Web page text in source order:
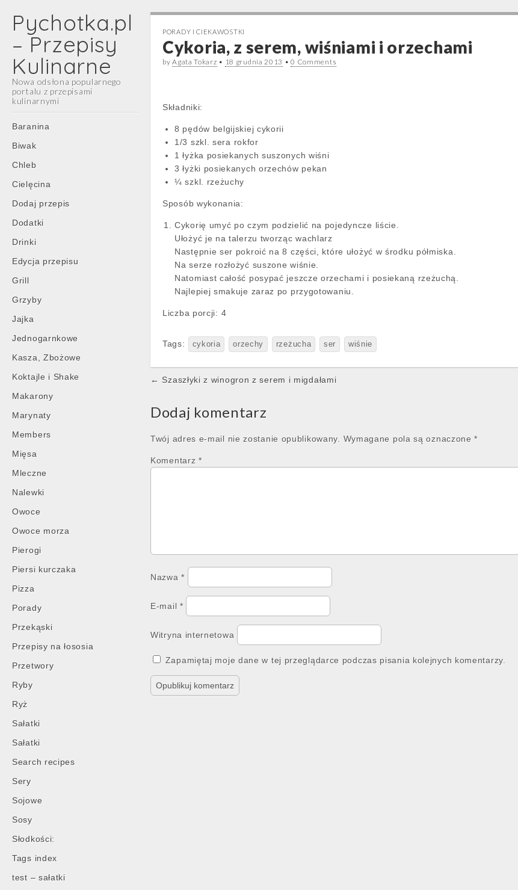
Pychotka.pl
– Przepisy
Kulinarne
Nowa odsłona popularnego
portalu z przepisami
kulinarnymi
Main
menu
Skip
content
Baranina
Biwak
Chleb
Cielęcina
Dodaj przepis
Dodatki
Drinki
Edycja przepisu
Grill
Grzyby
Jajka
Jednogarnkowe
Kasza, Zbożowe
Koktajle i Shake
Makarony
Marynaty
Members
Mięsa
Mleczne
Nalewki
Owoce
Owoce morza
Pierogi
Piersi kurczaka
Pizza
Porady
Przekąski
Przepisy na łososia
Przetwory
Ryby
Ryż
Sałatki
Sałatki
Search recipes
Sery
Sojowe
Sosy
Słodkości:
Tags index
test – sałatki
PORADY I CIEKAWOSTKI
Cykoria, z serem, wiśniami i orzechami
byAgata Tokarz • 18 grudnia 2013 •0 Comments
Składniki:
8 pędów belgijskiej cykorii
1/3 szkl. sera rokfor
1 łyżka posiekanych suszonych wiśni
3 łyżki posiekanych orzechów pekan
¼ szkl. rzeżuchy
Sposób wykonania:
Cykorię umyć po czym podzielić na pojedyncze liście.
Ułożyć je na talerzu tworząc wachlarz
Następnie ser pokroić na 8 części, które ułożyć w środku półmiska.
Na serze rozłożyć suszone wiśnie.
Natomiast całość posypać jeszcze orzechami i posiekaną rzeżuchą.
Najlepiej smakuje zaraz po przygotowaniu.
Liczba porcji: 4
Tags: cykoria orzechy rzeżucha ser wiśnie
Post
← Szaszłyki z winogron z serem i migdałami
Dodaj komentarz
Twój adres e-mail nie zostanie opublikowany. Wymagane pola są oznaczone*
Komentarz *
Nazwa*
E-mail *
Witryna internetowa
Zapamiętaj moje dane w tej przeglądarce podczas pisania kolejnych komentarzy.